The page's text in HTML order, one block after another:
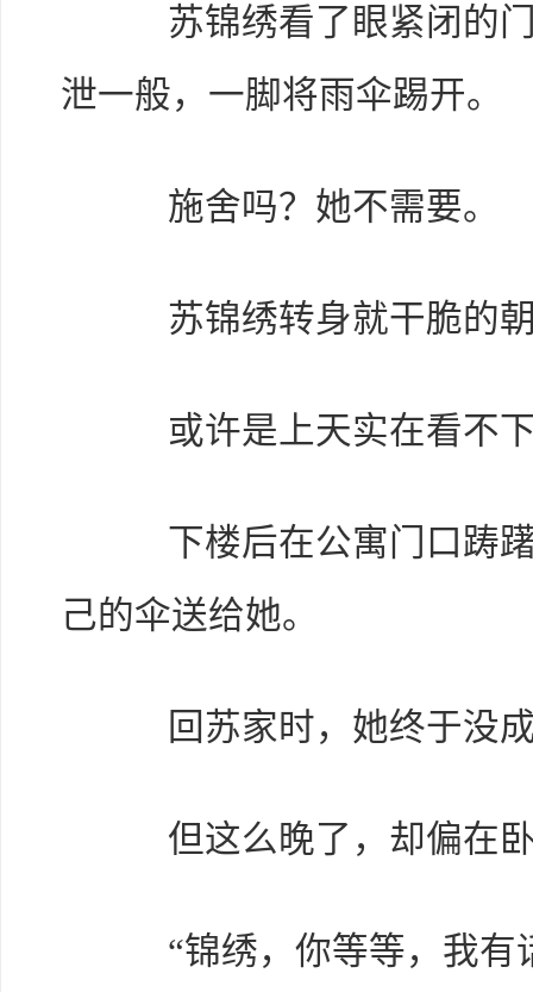
苏锦绣看了眼紧闭的门
泄一般，一脚将雨伞踢开。
施舍吗？她不需要。
苏锦绣转身就干脆的朝
或许是上天实在看不下
下楼后在公寓门口踌躇
己的伞送给她。
回苏家时，她终于没成
但这么晚了，却偏在卧
“锦绣，你等等，我有